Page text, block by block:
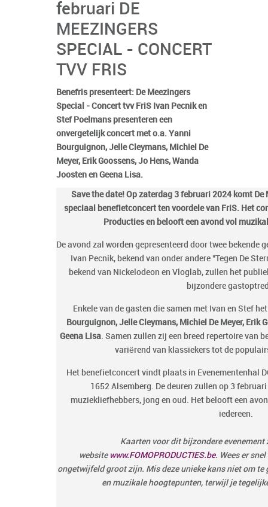
februari DE
MEEZINGERS
SPECIAL - CONCERT
TVV FRIS
Benefris presenteert: De Meezingers
Special - Concert tvv FriS Ivan Pecnik en
Stef Poelmans presenteren een
onvergetelijk concert met o.a. Yanni
Bourguignon, Jelle Cleymans, Michiel De
Meyer, Erik Goossens, Jo Hens, Wanda
Joosten en Geena Lisa.
Save the date! Op zaterdag 3 februari 2024 komt De
speciaal benefietconcert ten voordele van FriS. Het
Producties en belooft een avond vol
De avond zal worden gepresenteerd door twee bekende
Ivan Pecnik, bekend van onder andere "Tegen De
bekend van Nickelodeon en Vloglab, zullen het
bijzondere
Enkele van de gasten die samen met Ivan en Stef
Bourguignon, Jelle Cleymans, Michiel De Meyer, Erik
Geena Lisa. Samen zullen zij een breed repertoire van
variërend van klassiekers tot de
Het benefietconcert vindt plaats in Evenementenhal
1652 Alsemberg. De deuren zullen op 3
muziekliefhebbers, jong en oud. Het belooft een
iedereen.
Kaarten voor dit bijzondere
website www.FOMOPRODUCTIES.be. Wees er
ongetwijfeld groot zijn. Mis deze unieke kans niet om te
en muzikale hoogtepunten, terwijl je